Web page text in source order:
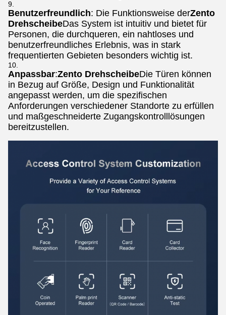
Benutzerfreundlich: Die Funktionsweise derZento
DrehscheibeDas System ist intuitiv und bietet für
Personen, die durchqueren, ein nahtloses und
benutzerfreundliches Erlebnis, was in stark
frequentierten Gebieten besonders wichtig ist.
Anpassbar:Zento DrehscheibeDie Türen können
in Bezug auf Größe, Design und Funktionalität
angepasst werden, um die spezifischen
Anforderungen verschiedener Standorte zu erfüllen
und maßgeschneiderte Zugangskontrolllösungen
bereitzustellen.